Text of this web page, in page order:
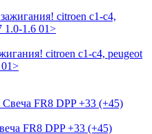
citroen c1-c4, peugeot
FR8 DPP +33 (+45)